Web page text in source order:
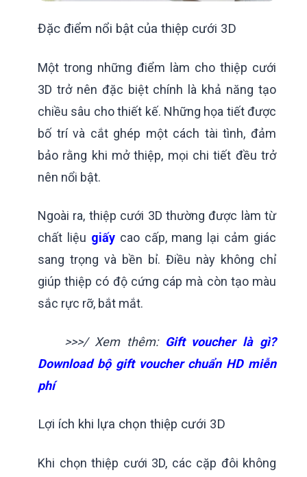
Đặc điểm nổi bật của thiệp cưới 3D
Một trong những điểm làm cho thiệp cưới
3D trở nên đặc biệt chính là khả năng tạo
chiều sâu cho thiết kế. Những họa tiết được
bố trí và cắt ghép một cách tài tình, đảm
bảo rằng khi mở thiệp, mọi chi tiết đều trở
nên nổi bật.
Ngoài ra, thiệp cưới 3D thường được làm từ
chất liệu giấycao cấp, mang lại cảm giác
sang trọng và bền bỉ. Điều này không chỉ
giúp thiệp có độ cứng cáp mà còn tạo màu
sắc rực rỡ, bắt mắt.
>>>/ Xem thêm: Gift voucher là gì?
Download bộ gift voucher chuẩn HD miễn
phí
Lợi ích khi lựa chọn thiệp cưới 3D
Khi chọn thiệp cưới 3D, các cặp đôi không